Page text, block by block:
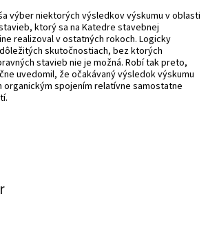
výber niektorých výsledkov výskumu v oblasti
ktorý sa na Katedre stavebnej
realizoval v ostatných rokoch. Logicky
skutočnostiach, bez ktorých
stavieb nie je možná. Robí tak preto,
uvedomil, že očakávaný výsledok výskumu
organickým spojením relatívne samostatne